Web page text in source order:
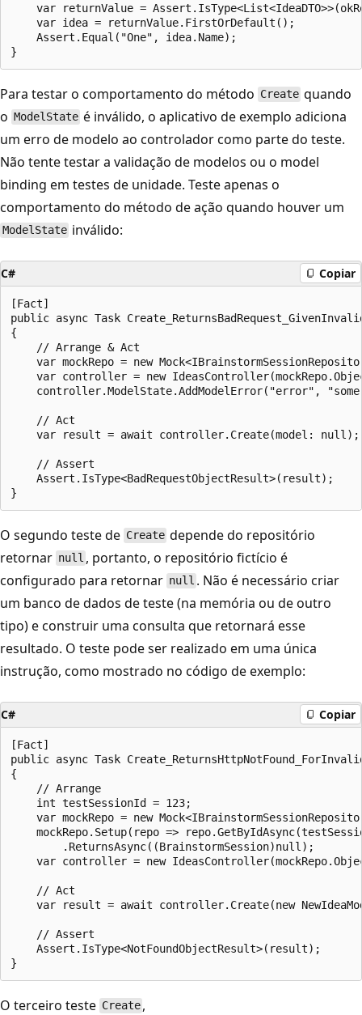
var returnValue =
    var idea = returnValue.FirstOrDefault();
    Assert.Equal("One", idea.Name);
Para testar o comportamento do método Create quando
o ModelState é inválido, o aplicativo de exemplo adiciona
um erro de modelo ao controlador como parte do teste.
Não tente testar a validação de modelos ou o model
binding em testes de unidade. Teste apenas o
comportamento do método de ação quando houver um
ModelState inválido:
C# Copiar
[Fact]
public async Task
{
    // Arrange & Act
var mockRepo = new
var controller = new
controller.ModelState.AddModelError("error",
    // Act
    var result = await controller.Create(model: null);
    // Assert
    Assert.IsType<BadRequestObjectResult>(result);
O segundo teste de Create depende do repositório
retornar null , portanto, o repositório fictício é
configurado para retornar null . Não é necessário criar
um banco de dados de teste (na memória ou de outro
tipo) e construir uma consulta que retornará esse
resultado. O teste pode ser realizado em uma única
instrução, como mostrado no código de exemplo:
C# Copiar
[Fact]
public async Task
{
    // Arrange
    int testSessionId = 123;
var mockRepo = new
mockRepo.Setup(repo =>
        .ReturnsAsync((BrainstormSession)null);
var controller = new
    // Act
var result = await controller.Create(new
    // Assert
    Assert.IsType<NotFoundObjectResult>(result);
O terceiro teste Create ,